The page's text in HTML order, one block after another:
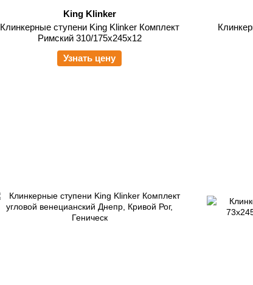
King Klinker
Клинкерные ступени King Klinker Комплект
Римский 310/175x245x12
Узнать цену